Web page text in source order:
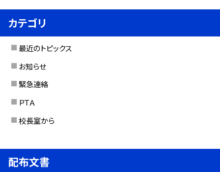
カテゴリ
最近のトピックス
お知らせ
緊急連絡
ＰＴＡ
校長室から
配布文書